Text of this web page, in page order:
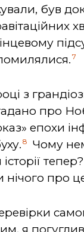
був
7
з
про
епохи
8
Чому
нічого про